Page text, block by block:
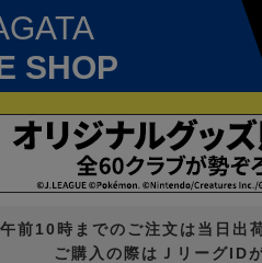
SHOP
前10時までのご注文は当日出
ご購入の際はＪリーグID